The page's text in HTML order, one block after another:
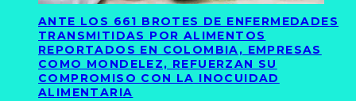
ANTE LOS 661 BROTES DE ENFERMEDADES
TRANSMITIDAS POR ALIMENTOS
REPORTADOS EN COLOMBIA, EMPRESAS
COMO MONDELEZ, REFUERZAN SU
COMPROMISO CON LA INOCUIDAD
ALIMENTARIA